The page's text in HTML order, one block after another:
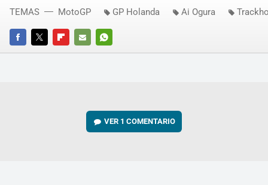
FACEBOOKTWITTERFLIPBOARD
E-
WHATSAPP
TEMAS MotoGP GP Holanda Ai Ogura
VER 1 COMENTARIO